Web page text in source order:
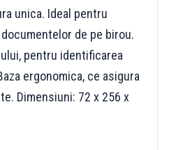
unica. Ideal pentru
de pe birou.
pentru identificarea
ergonomica, ce asigura
Dimensiuni: 72 x 256 x